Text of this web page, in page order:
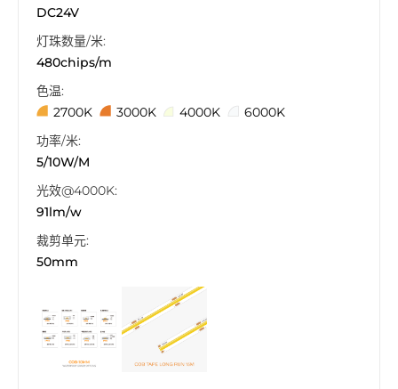
DC24V
灯珠数量/米:
480chips/m
色温:
2700K
3000K 4000K
6000K
功率/米:
5/10W/M
光效@4000K:
91lm/w
裁剪单元:
50mm